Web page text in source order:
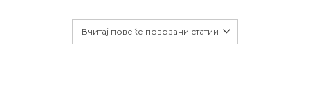
Вчитај повеќе поврзани статии